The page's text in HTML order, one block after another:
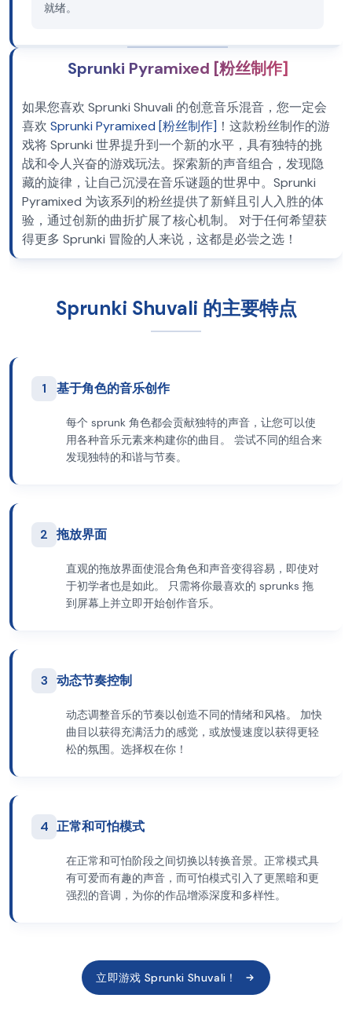
就绪。
Sprunki Pyramixed [粉丝制作]
如果您喜欢 Sprunki Shuvali 的创意音乐混音，您一定会
喜欢 Sprunki Pyramixed [粉丝制作] ！这款粉丝制作的游
戏将 Sprunki 世界提升到一个新的水平，具有独特的挑
战和令人兴奋的游戏玩法。探索新的声音组合，发现隐
藏的旋律，让自己沉浸在音乐谜题的世界中。Sprunki
Pyramixed 为该系列的粉丝提供了新鲜且引人入胜的体
验，通过创新的曲折扩展了核心机制。 对于任何希望获
得更多 Sprunki 冒险的人来说，这都是必尝之选！
Sprunki Shuvali 的主要特点
1 基于角色的音乐创作
每个 sprunk 角色都会贡献独特的声音，让您可以使
用各种音乐元素来构建你的曲目。 尝试不同的组合来
发现独特的和谐与节奏。
2 拖放界面
直观的拖放界面使混合角色和声音变得容易，即使对
于初学者也是如此。 只需将你最喜欢的 sprunks 拖
到屏幕上并立即开始创作音乐。
3 动态节奏控制
动态调整音乐的节奏以创造不同的情绪和风格。 加快
曲目以获得充满活力的感觉，或放慢速度以获得更轻
松的氛围。选择权在你！
4 正常和可怕模式
在正常和可怕阶段之间切换以转换音景。正常模式具
有可爱而有趣的声音，而可怕模式引入了更黑暗和更
强烈的音调，为你的作品增添深度和多样性。
立即游戏 Sprunki Shuvali！